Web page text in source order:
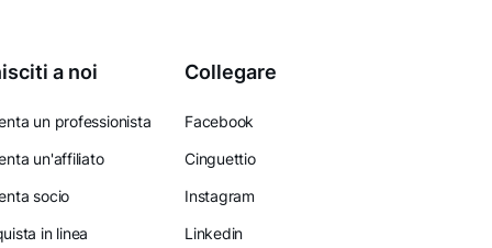
a noi
un professionista
un'affiliato
socio
in linea
Collegare
Facebook
Cinguettio
Instagram
Linkedin